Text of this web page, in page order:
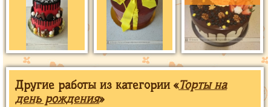
Другие работы из категории «Торты на
день рождения»